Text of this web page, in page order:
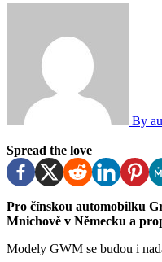
By
Spread the love
Pro čínskou automobilku Great Wall Motors to v Evropě nevypadá dobře, společnost údajně uzavře svou centrálu v
Mnichově v Německu a
Modely GWM se budou i